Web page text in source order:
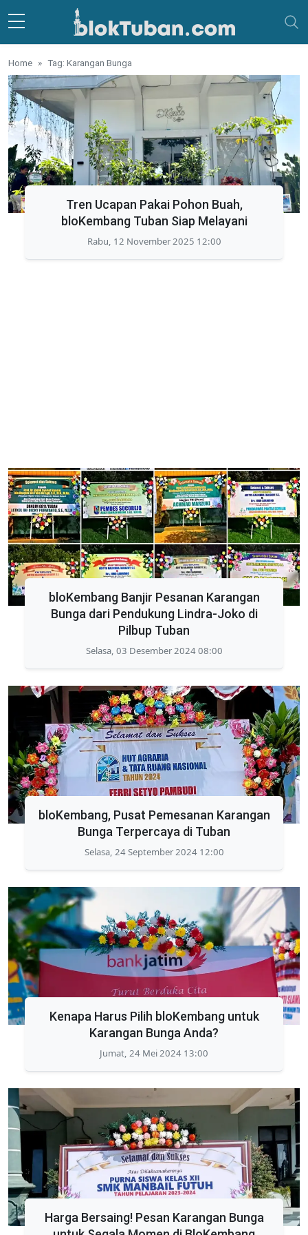
Skip to main content
Home Tag: Karangan Bunga
Tren Ucapan Pakai Pohon Buah,
bloKembang Tuban Siap Melayani
Rabu, 12 November 2025 12:00
bloKembang Banjir Pesanan Karangan
Bunga dari Pendukung Lindra-Joko di
Pilbup Tuban
Selasa, 03 Desember 2024 08:00
bloKembang, Pusat Pemesanan Karangan
Bunga Terpercaya di Tuban
Selasa, 24 September 2024 12:00
Kenapa Harus Pilih bloKembang untuk
Karangan Bunga Anda?
Jumat, 24 Mei 2024 13:00
Harga Bersaing! Pesan Karangan Bunga